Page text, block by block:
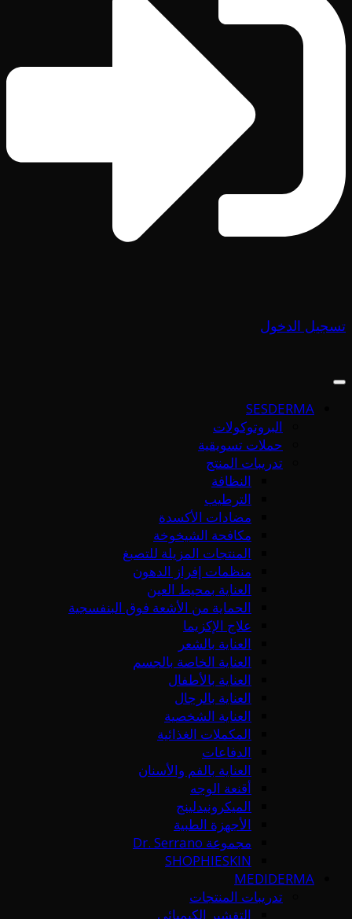
تسجيل الدخول
SESDERMA
البروتوكولات
حملات تسويقية
تدريبات المنتج
النظافة
الترطيب
مضادات الأكسدة
مكافحة الشيخوخة
المنتجات المزيلة للتصبغ
منظمات إفراز الدهون
العناية بمحيط العين
الحماية من الأشعة فوق البنفسجية
علاج الإكزيما
العناية بالشعر
العناية الخاصة بالجسم
العناية بالأطفال
العناية بالرجال
العناية الشخصية
المكملات الغذائية
الدفاعات
العناية بالفم والأسنان
أقنعة الوجه
الميكرونيدلينج
الأجهزة الطبية
مجموعة Dr. Serrano
SHOPHIESKIN
MEDIDERMA
تدريبات المنتجات
التقشير الكيميائي